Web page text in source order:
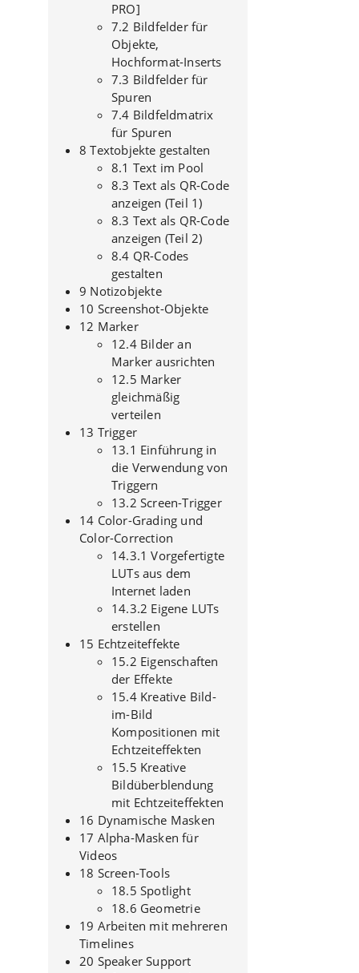
PRO]
7.2 Bildfelder für
Objekte,
Hochformat-Inserts
7.3 Bildfelder für
Spuren
7.4 Bildfeldmatrix
für Spuren
8 Textobjekte gestalten
8.1 Text im Pool
8.3 Text als QR-Code
anzeigen (Teil 1)
8.3 Text als QR-Code
anzeigen (Teil 2)
8.4 QR-Codes
gestalten
9 Notizobjekte
10 Screenshot-Objekte
12 Marker
12.4 Bilder an
Marker ausrichten
12.5 Marker
gleichmäßig
verteilen
13 Trigger
13.1 Einführung in
die Verwendung von
Triggern
13.2 Screen-Trigger
14 Color-Grading und
Color-Correction
14.3.1 Vorgefertigte
LUTs aus dem
Internet laden
14.3.2 Eigene LUTs
erstellen
15 Echtzeiteffekte
15.2 Eigenschaften
der Effekte
15.4 Kreative Bild-
im-Bild
Kompositionen mit
Echtzeiteffekten
15.5 Kreative
Bildüberblendung
mit Echtzeiteffekten
16 Dynamische Masken
17 Alpha-Masken für
Videos
18 Screen-Tools
18.5 Spotlight
18.6 Geometrie
19 Arbeiten mit mehreren
Timelines
20 Speaker Support